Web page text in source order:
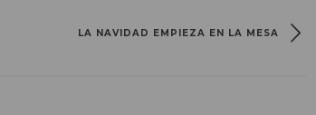
LA NAVIDAD EMPIEZA EN LA MESA